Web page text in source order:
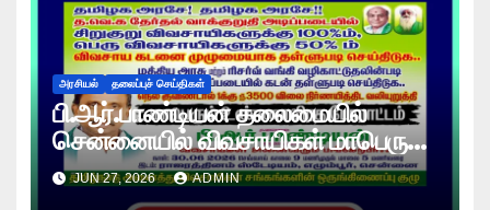
அரசியல் தலைப்புச் செய்திகள்
பி.ஆர்.பாண்டியன் தலைமையில்
சென்னையில் விவசாயிகள் மாபெரும்
உண்ணாவிரத போராட்டம் !
JUN 27, 2026 ADMIN